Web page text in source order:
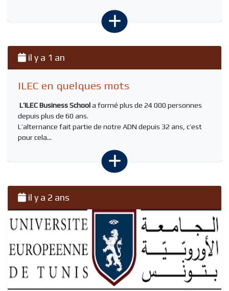
il y a 1 an
ILEC en quelques mots
L’ILEC Business Schoola formé plus de 24 000 personnes
depuis plus de 60 ans.
L’alternance fait partie de notre ADN depuis 32 ans, c’est
pour cela...
il y a 2 ans